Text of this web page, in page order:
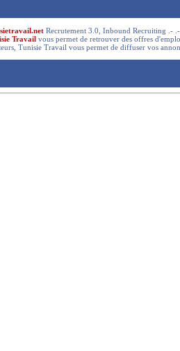
Recrutement 3.0, Inbound Recruiting .-
Travail vous permet de retrouver des offres
Tunisie Travail vous permet de diffuser vos